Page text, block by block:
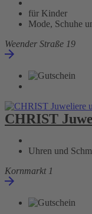
für Kinder
Mode, Schuhe
Weender Straße 19
CHRIST
Uhren und
Kornmarkt 1